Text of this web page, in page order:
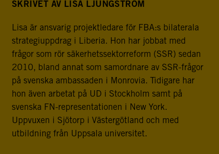
SKRIVET AV LISA LJUNGSTRÖM
Lisa är ansvarig projektledare för FBA:s bilaterala
strategiuppdrag i Liberia. Hon har jobbat med
frågor som rör säkerhetssektorreform (SSR) sedan
2010, bland annat som samordnare av SSR-frågor
på svenska ambassaden i Monrovia. Tidigare har
hon även arbetat på UD i Stockholm samt på
svenska FN-representationen i New York.
Uppvuxen i Sjötorp i Västergötland och med
utbildning från Uppsala universitet.